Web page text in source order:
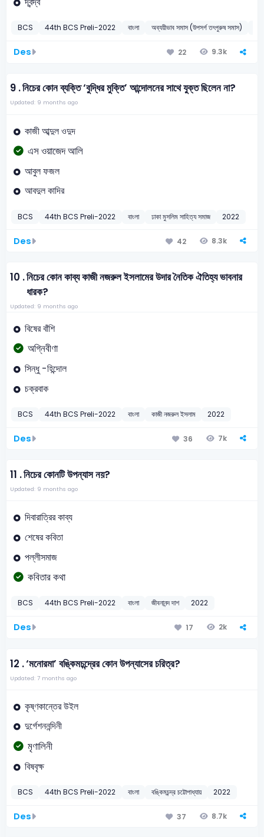
BCS 44th BCS Preli-2022 বাংলা অব্যয়ীভাব সমাস (উপসর্গ তৎপুরুষ সমাস)
Des 22 9.3k
9 .নিচের কোন ব্যক্তি ‘বুদ্ধির মুক্তি’ আন্দোলনের সাথে যুক্ত ছিলেন না?
Updated: 9 months ago
কাজী আব্দুল ওদুদ
এস ওয়াজেদ আলি
আবুল ফজল
আবদুল কাদির
BCS 44th BCS Preli-2022 বাংলা ঢাকা মুসলিম সাহিত্য সমাজ 2022
Des 42 8.3k
10 .নিচের কোন কাব্য কাজী নজরুল ইসলামের উদার নৈতিক ঐতিহ্য ভাবনার
ধারক?
Updated: 9 months ago
বিষের বাঁশি
অগ্নিবীণা
সিন্ধু -হিন্দোল
চক্রবাক
BCS 44th BCS Preli-2022 বাংলা কাজী নজরুল ইসলাম 2022
Des 36 7k
11 .নিচের কোনটি উপন্যাস নয়?
Updated: 9 months ago
দিবারাত্রির কাব্য
শেষের কবিতা
পল্লীসমাজ
কবিতার কথা
BCS 44th BCS Preli-2022 বাংলা জীবনানন্দ দাশ 2022
Des 17 2k
12 .‘মনোরমা’ বঙ্কিমচন্দ্রের কোন উপন্যাসের চরিত্র?
Updated: 7 months ago
কৃষ্ণকান্তের উইল
দুর্গেশননন্দিনী
মৃণালিনী
বিষবৃক্ষ
BCS 44th BCS Preli-2022 বাংলা বঙ্কিমচন্দ্র চট্টোপাধ্যায় 2022
Des 37 8.7k